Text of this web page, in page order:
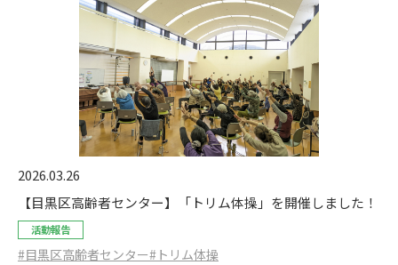
2026.03.26
【目黒区高齢者センター】「トリム体操」を開催しました！
活動報告
#目黒区高齢者センター#トリム体操